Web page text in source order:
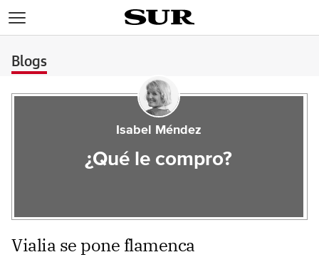
Blogs
Isabel Méndez
¿Qué le compro?
Vialia se pone flamenca